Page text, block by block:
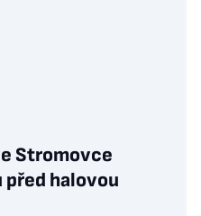
Stromovce
halovou